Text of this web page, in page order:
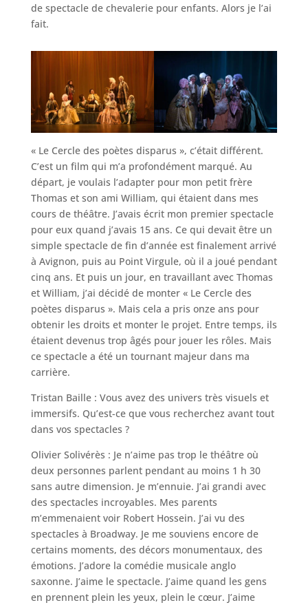
de spectacle de chevalerie pour enfants. Alors je l’ai
fait.
« Le Cercle des poètes disparus », c’était différent.
C’est un film qui m’a profondément marqué. Au
départ, je voulais l’adapter pour mon petit frère
Thomas et son ami William, qui étaient dans mes
cours de théâtre. J’avais écrit mon premier spectacle
pour eux quand j’avais 15 ans. Ce qui devait être un
simple spectacle de fin d’année est finalement arrivé
à Avignon, puis au Point Virgule, où il a joué pendant
cinq ans. Et puis un jour, en travaillant avec Thomas
et William, j’ai décidé de monter « Le Cercle des
poètes disparus ». Mais cela a pris onze ans pour
obtenir les droits et monter le projet. Entre temps, ils
étaient devenus trop âgés pour jouer les rôles. Mais
ce spectacle a été un tournant majeur dans ma
carrière.
Tristan Baille : Vous avez des univers très visuels et
immersifs. Qu’est-ce que vous recherchez avant tout
dans vos spectacles ?
Olivier Solivérès : Je n’aime pas trop le théâtre où
deux personnes parlent pendant au moins 1 h 30
sans autre dimension. Je m’ennuie. J’ai grandi avec
des spectacles incroyables. Mes parents
m’emmenaient voir Robert Hossein. J’ai vu des
spectacles à Broadway. Je me souviens encore de
certains moments, des décors monumentaux, des
émotions. J’adore la comédie musicale anglo
saxonne. J’aime le spectacle. J’aime quand les gens
en prennent plein les yeux, plein le cœur. J’aime